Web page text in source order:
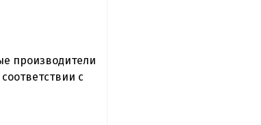
производители
с